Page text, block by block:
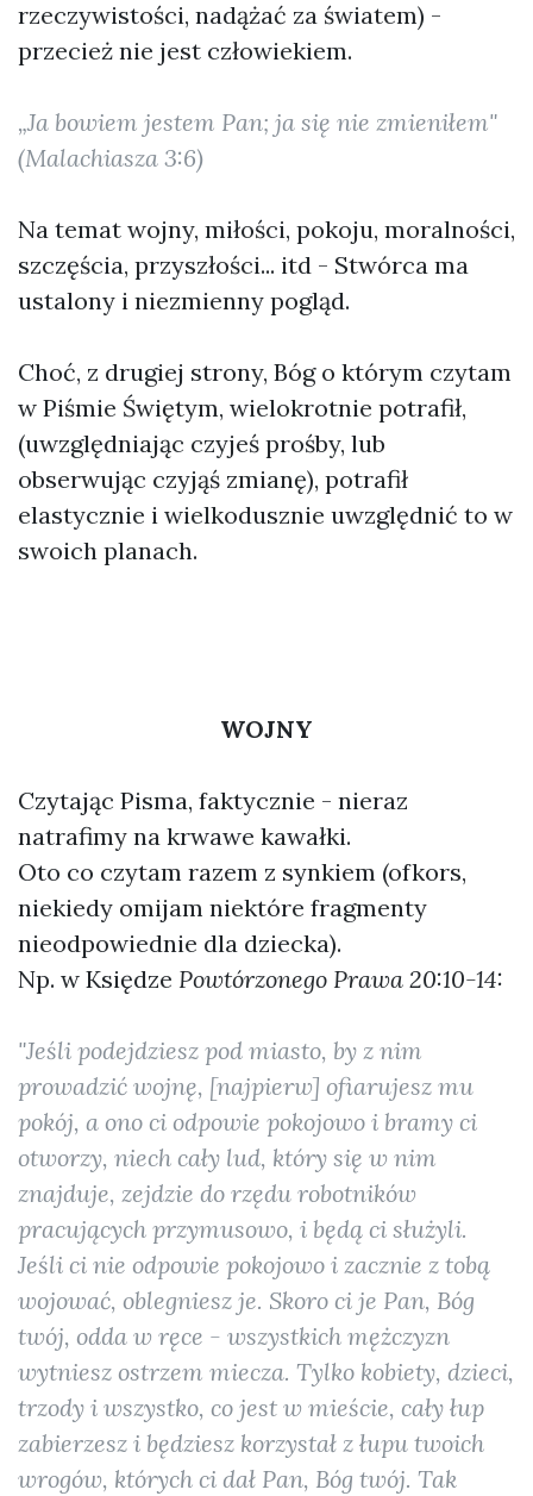
rzeczywistości, nadążać za światem) -
przecież nie jest człowiekiem.
„Ja bowiem jestem Pan; ja się nie zmieniłem"
(Malachiasza 3:6)
Na temat wojny, miłości, pokoju, moralności,
szczęścia, przyszłości... itd - Stwórca ma
ustalony i niezmienny pogląd.
Choć, z drugiej strony, Bóg o którym czytam
w Piśmie Świętym, wielokrotnie potrafił,
(uwzględniając czyjeś prośby, lub
obserwując czyjąś zmianę), potrafił
elastycznie i wielkodusznie uwzględnić to w
swoich planach.
WOJNY
Czytając Pisma, faktycznie - nieraz
natrafimy na krwawe kawałki.
Oto co czytam razem z synkiem (ofkors,
niekiedy omijam niektóre fragmenty
nieodpowiednie dla dziecka).
Np. w Księdze Powtórzonego Prawa 20:10-14:
"Jeśli podejdziesz pod miasto, by z nim
prowadzić wojnę, [najpierw] ofiarujesz mu
pokój, a ono ci odpowie pokojowo i bramy ci
otworzy, niech cały lud, który się w nim
znajduje, zejdzie do rzędu robotników
pracujących przymusowo, i będą ci służyli.
Jeśli ci nie odpowie pokojowo i zacznie z tobą
wojować, oblegniesz je. Skoro ci je Pan, Bóg
twój, odda w ręce - wszystkich mężczyzn
wytniesz ostrzem miecza. Tylko kobiety, dzieci,
trzody i wszystko, co jest w mieście, cały łup
zabierzesz i będziesz korzystał z łupu twoich
wrogów, których ci dał Pan, Bóg twój. Tak